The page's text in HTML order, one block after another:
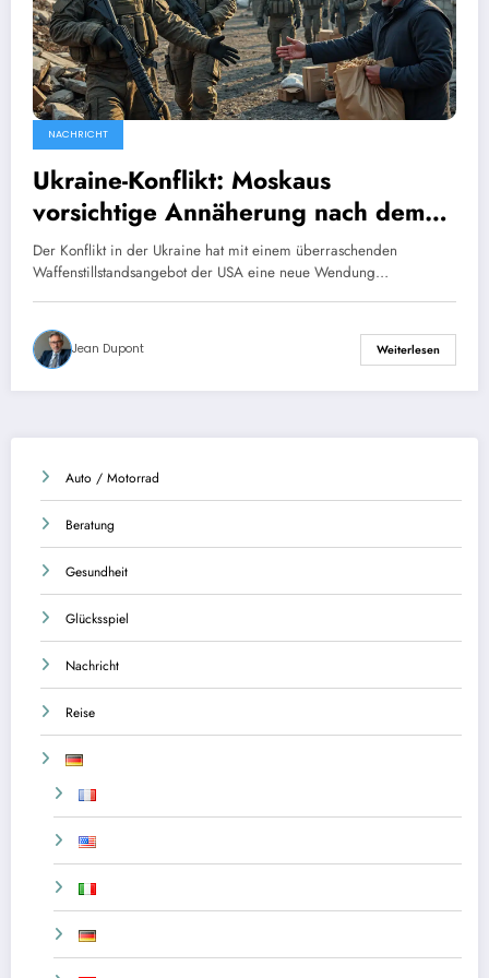
NACHRICHT
Ukraine-Konflikt: Moskaus
vorsichtige Annäherung nach dem
Waffenstillstandsangebot
Der Konflikt in der Ukraine hat mit einem überraschenden
Waffenstillstandsangebot der USA eine neue Wendung…
Jean Dupont Weiterlesen
Auto / Motorrad
Beratung
Gesundheit
Glücksspiel
Nachricht
Reise